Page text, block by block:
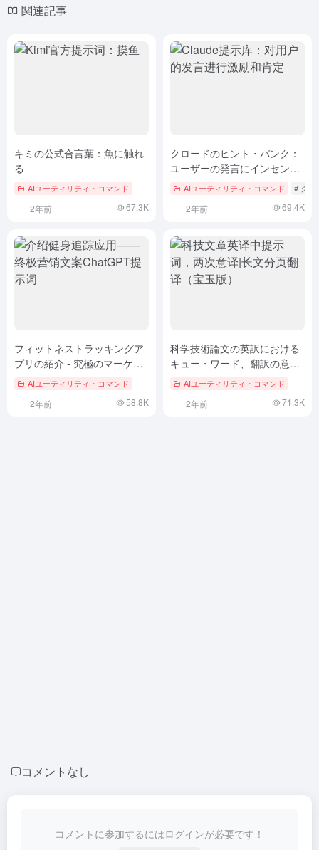
関連記事
キミの公式合言葉：魚に触れ
る
AIユーティリティ・コマンド
2年前 67.3K
クロードのヒント・バンク：
ユーザーの発言にインセンテ
ィブを与え、肯定する
AIユーティリティ・コマンド # クロ
2年前 69.4K
フィットネストラッキングア
プリの紹介 - 究極のマーケテ
ィングコピー ChatGPTプロン
AIユーティリティ・コマンド
2年前 58.8K
科学技術論文の英訳における
キュー・ワード、翻訳の意味
は2倍｜長文ページ翻訳（バ
AIユーティリティ・コマンド
2年前 71.3K
コメントなし
コメントに参加するにはログインが必要です！